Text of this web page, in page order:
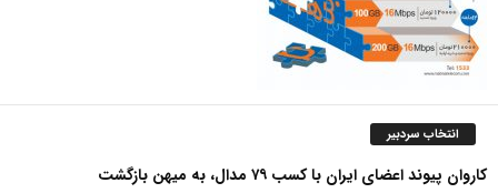
انتخاب سردبیر
کاروان پیوند اعضای ایران با کسب ۷۹ مدال، به میهن بازگشت